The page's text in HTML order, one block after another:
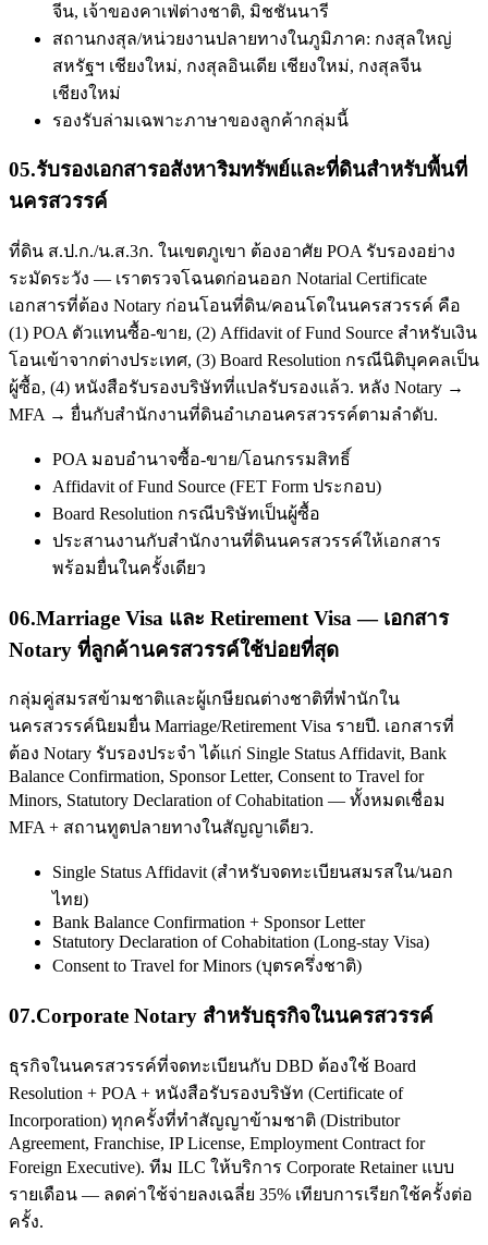
จีน, เจ้าของคาเฟ่ต่างชาติ, มิชชันนารี
สถานกงสุล/หน่วยงานปลายทางในภูมิภาค: กงสุลใหญ่
สหรัฐฯ เชียงใหม่, กงสุลอินเดีย เชียงใหม่, กงสุลจีน
เชียงใหม่
รองรับล่ามเฉพาะภาษาของลูกค้ากลุ่มนี้
05.รับรองเอกสารอสังหาริมทรัพย์และที่ดินสำหรับพื้นที่
นครสวรรค์
ที่ดิน ส.ป.ก./น.ส.3ก. ในเขตภูเขา ต้องอาศัย POA รับรองอย่าง
ระมัดระวัง — เราตรวจโฉนดก่อนออก Notarial Certificate
เอกสารที่ต้อง Notary ก่อนโอนที่ดิน/คอนโดในนครสวรรค์ คือ
(1) POA ตัวแทนซื้อ-ขาย, (2) Affidavit of Fund Source สำหรับเงิน
โอนเข้าจากต่างประเทศ, (3) Board Resolution กรณีนิติบุคคลเป็น
ผู้ซื้อ, (4) หนังสือรับรองบริษัทที่แปลรับรองแล้ว. หลัง Notary →
MFA → ยื่นกับสำนักงานที่ดินอำเภอนครสวรรค์ตามลำดับ.
POA มอบอำนาจซื้อ-ขาย/โอนกรรมสิทธิ์
Affidavit of Fund Source (FET Form ประกอบ)
Board Resolution กรณีบริษัทเป็นผู้ซื้อ
ประสานงานกับสำนักงานที่ดินนครสวรรค์ให้เอกสาร
พร้อมยื่นในครั้งเดียว
06.Marriage Visa และ Retirement Visa — เอกสาร
Notary ที่ลูกค้านครสวรรค์ใช้บ่อยที่สุด
กลุ่มคู่สมรสข้ามชาติและผู้เกษียณต่างชาติที่พำนักใน
นครสวรรค์นิยมยื่น Marriage/Retirement Visa รายปี. เอกสารที่
ต้อง Notary รับรองประจำ ได้แก่ Single Status Affidavit, Bank
Balance Confirmation, Sponsor Letter, Consent to Travel for
Minors, Statutory Declaration of Cohabitation — ทั้งหมดเชื่อม
MFA + สถานทูตปลายทางในสัญญาเดียว.
Single Status Affidavit (สำหรับจดทะเบียนสมรสใน/นอก
ไทย)
Bank Balance Confirmation + Sponsor Letter
Statutory Declaration of Cohabitation (Long-stay Visa)
Consent to Travel for Minors (บุตรครึ่งชาติ)
07.Corporate Notary สำหรับธุรกิจในนครสวรรค์
ธุรกิจในนครสวรรค์ที่จดทะเบียนกับ DBD ต้องใช้ Board
Resolution + POA + หนังสือรับรองบริษัท (Certificate of
Incorporation) ทุกครั้งที่ทำสัญญาข้ามชาติ (Distributor
Agreement, Franchise, IP License, Employment Contract for
Foreign Executive). ทีม ILC ให้บริการ Corporate Retainer แบบ
รายเดือน — ลดค่าใช้จ่ายลงเฉลี่ย 35% เทียบการเรียกใช้ครั้งต่อ
ครั้ง.